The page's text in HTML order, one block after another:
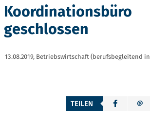
Koordinationsbüro
geschlossen
13.08.2019, Betriebswirtschaft (berufsbegleitend
TEILEN